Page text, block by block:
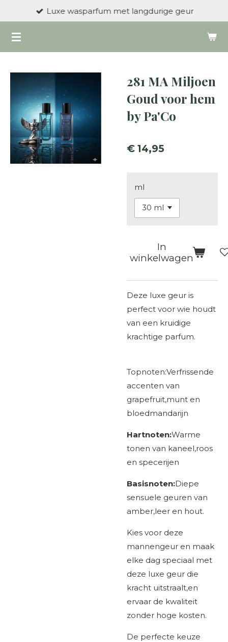
naar
de
Luxe wasparfum met langdurige geur
281 MA Miljoen
Goud voor hem
by Pa'Co
€ 14,95
ml
In
winkelwagen
Deze luxe geur is
perfect voor wie houdt
van een kruidige
krachtige parfum.
Topnoten:Verfrissende
accenten van
grapefruit,munt en
bloedmandarijn
Hartnoten:Warme
tonen van kaneel,roos
en specerijen
Basisnoten:Diepe
sensuele geuren van
amber,leer en hout.
Kies voor deze
mannengeur en maak
elke dag speciaal met
deze luxe geur die
kracht uitstraalt,en
ervaar de kwaliteit
zonder hoge kosten.
De perfecte keuze